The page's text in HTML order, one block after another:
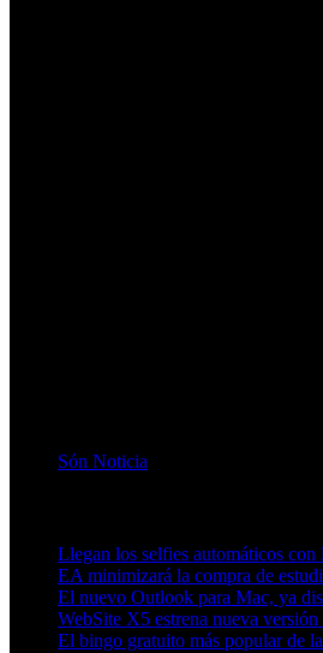
Són Noticia
Llegan los selfies automáticos
EA minimizará la compra de
El nuevo Outlook para Mac, ya
WebSite X5 estrena nueva
El bingo gratuito más popular de